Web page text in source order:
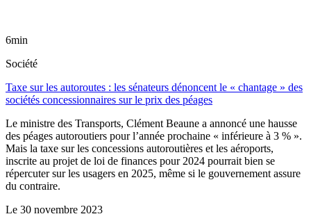
6min
Société
Taxe sur les autoroutes : les sénateurs dénoncent le « chantage » des
sociétés concessionnaires sur le prix des péages
Le ministre des Transports, Clément Beaune a annoncé une hausse
des péages autoroutiers pour l’année prochaine « inférieure à 3 % ».
Mais la taxe sur les concessions autoroutières et les aéroports,
inscrite au projet de loi de finances pour 2024 pourrait bien se
répercuter sur les usagers en 2025, même si le gouvernement assure
du contraire.
Le 30 novembre 2023